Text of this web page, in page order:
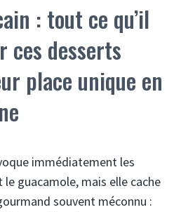
: tout ce qu’il
ces desserts
place unique en
immédiatement les
guacamole, mais elle cache
souvent méconnu :